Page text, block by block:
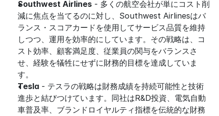
Southwest Airlines - 多くの航空会社が単にコスト削
減に焦点を当てるのに対し、Southwest Airlinesはバ
ランス・スコアカードを使用してサービス品質を維持
しつつ、運用を効率的にしています。その戦略は、コ
スト効率、顧客満足度、従業員の関与をバランスさ
せ、経験を犠牲にせずに財務的目標を達成していま
す。
Tesla - テスラの戦略は財務成績を持続可能性と技術
進歩と結びつけています。同社はR&D投資、電気自動
車普及率、ブランドロイヤルティ指標を伝統的な財務